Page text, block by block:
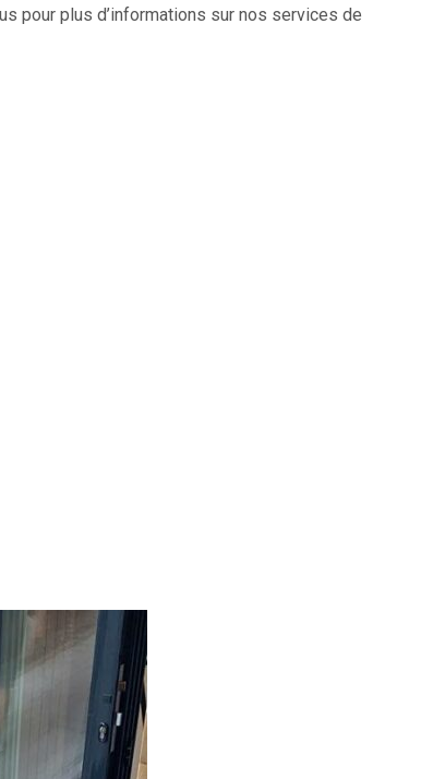
pour plus d’informations sur nos services de